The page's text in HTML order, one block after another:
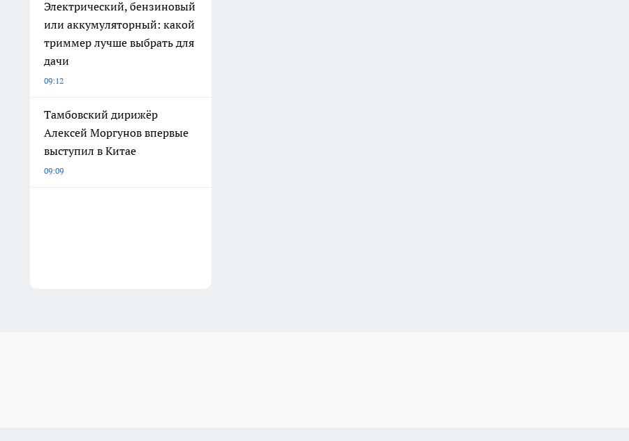
Электрический, бензиновый
или аккумуляторный: какой
триммер лучше выбрать для
дачи
09:12
Тамбовский дирижёр
Алексей Моргунов впервые
выступил в Китае
09:09